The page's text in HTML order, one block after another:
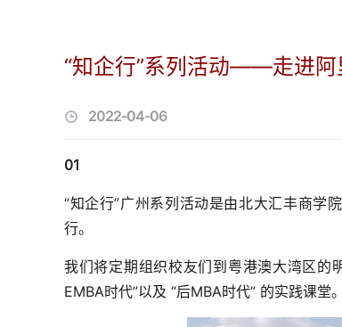
“知企行”系列活动——走进阿
2022-04-06
01
“知企行”广州系列活动是由北大汇丰商学
行。
我们将定期组织校友们到粤港澳大湾区的
EMBA时代”以及 “后MBA时代” 的实践课堂。